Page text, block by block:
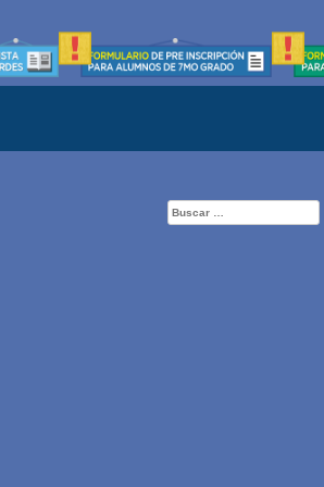
Buscar: